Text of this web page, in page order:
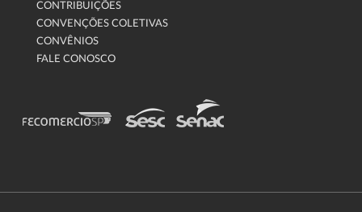
CONTRIBUIÇÕES
CONVENÇÕES COLETIVAS
CONVÊNIOS
FALE CONOSCO